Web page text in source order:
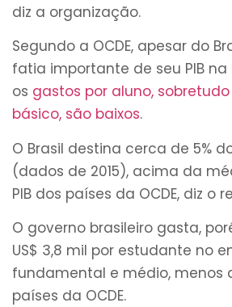
diz a organização.
Segundo a OCDE, apesar do
fatia importante de seu PIB na
os gastos por aluno,
básico, são baixos.
O Brasil destina cerca de 5%
(dados de 2015), acima da
PIB dos países da OCDE, diz o
O governo brasileiro gasta,
US$ 3,8 mil por estudante no
fundamental e médio, menos
países da OCDE.